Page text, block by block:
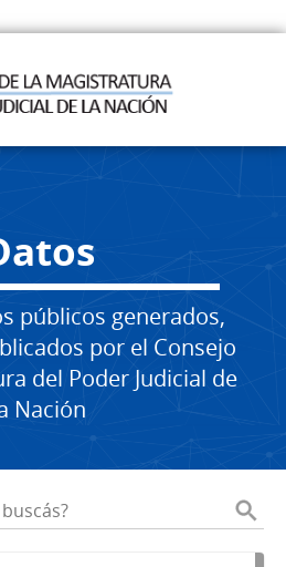
públicos generados,
por el Consejo
del Poder Judicial de
Nación